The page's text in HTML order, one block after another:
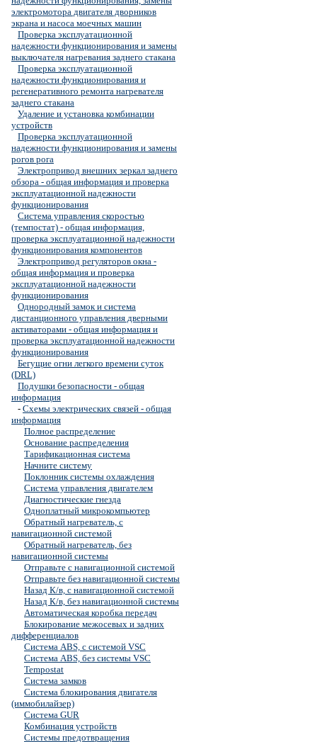
электромотора двигателя дворников
экрана и насоса моечных машин
Проверка эксплуатационной
надежности функционирования и замены
выключателя нагревания заднего стакана
Проверка эксплуатационной
надежности функционирования и
регенеративного ремонта нагревателя
заднего стакана
Удаление и установка комбинации
устройств
Проверка эксплуатационной
надежности функционирования и замены
рогов рога
Электропривод внешних зеркал заднего
обзора - общая информация и проверка
эксплуатационной надежности
функционирования
Система управления скоростью
(темпостат) - общая информация,
проверка эксплуатационной надежности
функционирования компонентов
Электропривод регуляторов окна -
общая информация и проверка
эксплуатационной надежности
функционирования
Однородный замок и система
дистанционного управления дверными
активаторами - общая информация и
проверка эксплуатационной надежности
функционирования
Бегущие огни легкого времени суток
(DRL)
Подушки безопасности - общая
информация
- Схемы электрических связей - общая
информация
Полное распределение
Основание распределения
Тарификационная система
Начните систему
Поклонник системы охлаждения
Система управления двигателем
Диагностические гнезда
Одноплатный микрокомпьютер
Обратный нагреватель, с
навигационной системой
Обратный нагреватель, без
навигационной системы
Отправьте с навигационной системой
Отправьте без навигационной системы
Назад К/в, с навигационной системой
Назад К/в, без навигационной системы
Автоматическая коробка передач
Блокирование межосевых и задних
дифференциалов
Система ABS, с системой VSC
Система ABS, без системы VSC
Tempostat
Система замков
Система блокирования двигателя
(иммобилайзер)
Система GUR
Комбинация устройств
Системы предотвращения